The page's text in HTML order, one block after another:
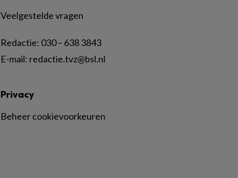
Veelgestelde vragen
Redactie: 030 – 638 3843
E-mail: redactie.tvz@bsl.nl
Privacy
Beheer cookievoorkeuren